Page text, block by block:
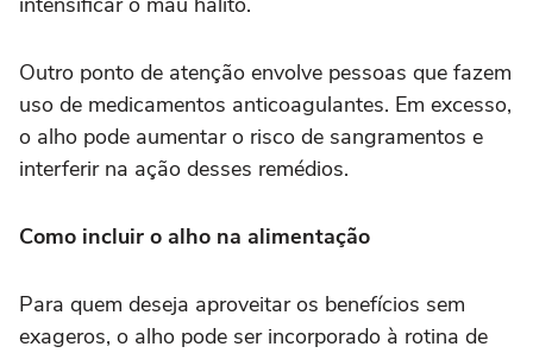
Outro ponto de atenção envolve pessoas que fazem
uso de medicamentos anticoagulantes. Em excesso,
o alho pode aumentar o risco de sangramentos e
interferir na ação desses remédios.
Como incluir o alho na alimentação
Para quem deseja aproveitar os benefícios sem
exageros, o alho pode ser incorporado à rotina de